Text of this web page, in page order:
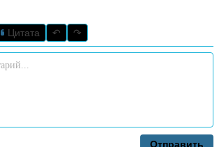
Цитата ↶ ↷
Отправить